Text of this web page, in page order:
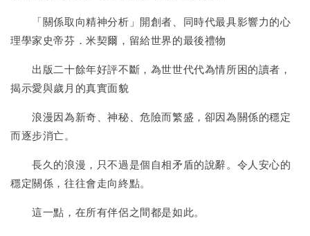
「關係取向精神分析」開創者、同時代最具影響力的心
理學家史帝芬．米契爾，留給世界的最後禮物
出版二十餘年好評不斷，為世世代代為情所困的讀者，
揭示愛與歲月的真實面貌
浪漫因為新奇、神秘、危險而繁盛，卻因為關係的穩定
而逐步消亡。
長久的浪漫，只不過是個自相矛盾的說辭。令人安心的
穩定關係，往往會走向終點。
這一點，在所有伴侶之間都是如此。